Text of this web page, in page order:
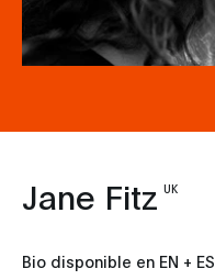
Jane Fitz UK
Bio disponible en EN + ES